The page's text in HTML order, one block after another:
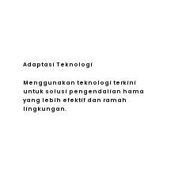
Adaptasi Teknologi
Menggunakan teknologi terkini
untuk solusi pengendalian hama
yang lebih efektif dan ramah
lingkungan.